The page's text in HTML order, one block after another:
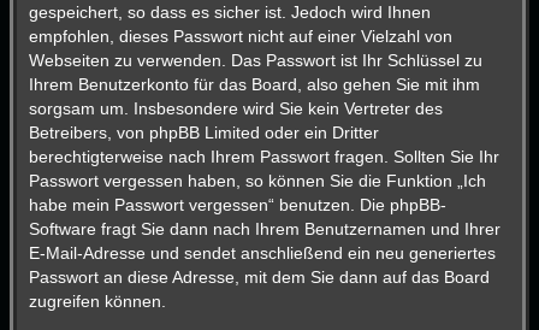
gespeichert, so dass es sicher ist. Jedoch wird Ihnen
empfohlen, dieses Passwort nicht auf einer Vielzahl von
Webseiten zu verwenden. Das Passwort ist Ihr Schlüssel zu
Ihrem Benutzerkonto für das Board, also gehen Sie mit ihm
sorgsam um. Insbesondere wird Sie kein Vertreter des
Betreibers, von phpBB Limited oder ein Dritter
berechtigterweise nach Ihrem Passwort fragen. Sollten Sie Ihr
Passwort vergessen haben, so können Sie die Funktion „Ich
habe mein Passwort vergessen“ benutzen. Die phpBB-
Software fragt Sie dann nach Ihrem Benutzernamen und Ihrer
E-Mail-Adresse und sendet anschließend ein neu generiertes
Passwort an diese Adresse, mit dem Sie dann auf das Board
zugreifen können.